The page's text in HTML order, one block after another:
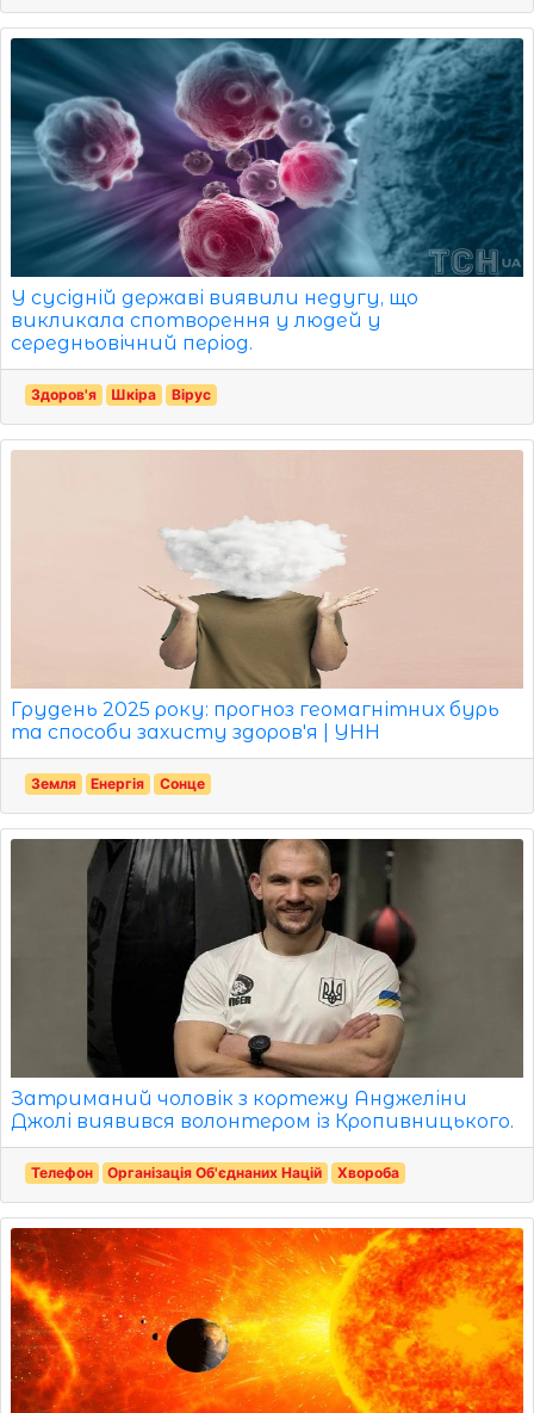
У сусідній державі виявили недугу, що
викликала спотворення у людей у
середньовічний період.
Здоров'я Шкіра Вірус
Грудень 2025 року: прогноз геомагнітних бурь
та способи захисту здоров'я | УНН
Земля Енергія Сонце
Затриманий чоловік з кортежу Анджеліни
Джолі виявився волонтером із Кропивницького.
Телефон Організація Об'єднаних Націй Хвороба